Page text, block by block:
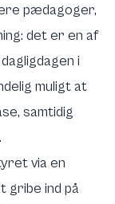
pædagoger,
det er en af
i
muligt at
samtidig
via en
gribe ind på